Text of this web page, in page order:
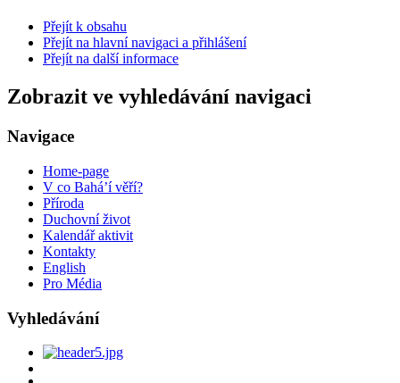
Přejít k obsahu
Přejít na hlavní navigaci a přihlášení
Přejít na další informace
Zobrazit ve vyhledávání navigaci
Navigace
Home-page
V co Bahá’í věří?
Příroda
Duchovní život
Kalendář aktivit
Kontakty
English
Pro Média
Vyhledávání